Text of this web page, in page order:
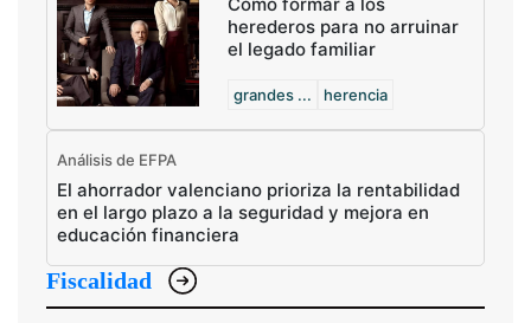
herederos para no arruinar
el legado familiar
grandes ... herencia
Análisis de EFPA
El ahorrador valenciano prioriza la rentabilidad
en el largo plazo a la seguridad y mejora en
educación financiera
Fiscalidad